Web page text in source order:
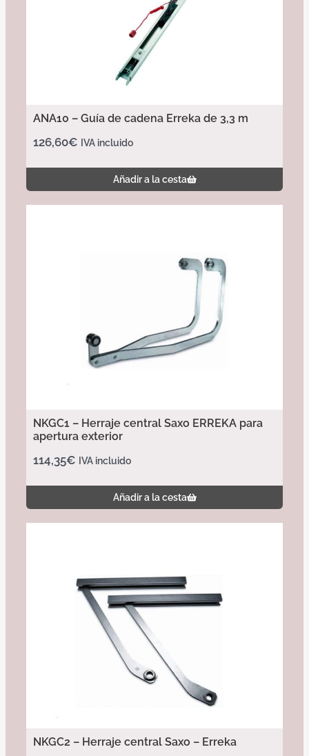
ANA10 – Guía de cadena Erreka de 3,3 m
126,60€ IVA incluido
Añadir a la cesta
NKGC1 – Herraje central Saxo ERREKA para
apertura exterior
114,35€ IVA incluido
Añadir a la cesta
NKGC2 – Herraje central Saxo – Erreka